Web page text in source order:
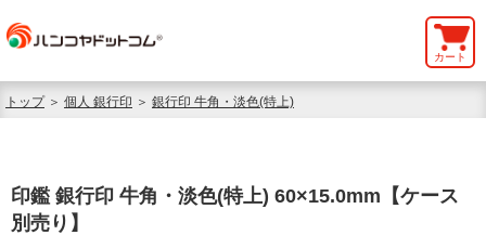
カート
トップ＞ 個人 銀行印 ＞ 銀行印 牛角・淡色(特上)
印鑑 銀行印 牛角・淡色(特上) 60×15.0mm【ケース
別売り】